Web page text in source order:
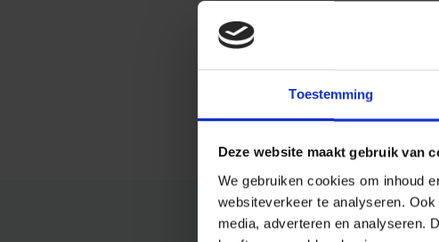
Toestemming
Deze website maakt gebruik van
We gebruiken cookies om inhoud
websiteverkeer te analyseren. Ook
media, adverteren en analyseren.